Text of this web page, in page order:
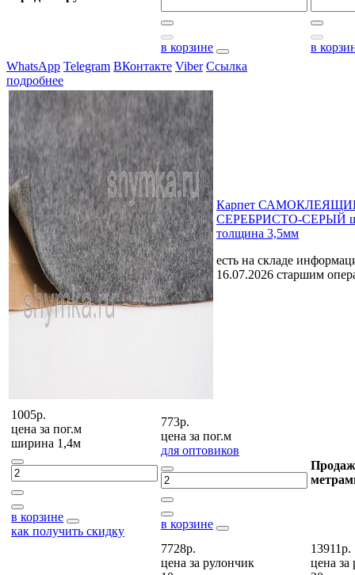
в корзине
в
WhatsApp Telegram ВКонтакте Viber Ссылка
подробнее
Карпет
СЕРЕБРИСТО-СЕРЫЙ
толщина 3,5мм
есть на складе
16.07.2026 старшим
1005р.
цена за пог.м
ширина 1,4м
в корзине
как получить скидку
773р.
цена за пог.м
для оптовиков
в корзине
7728р.
цена за рулончик
13911р.
цена за